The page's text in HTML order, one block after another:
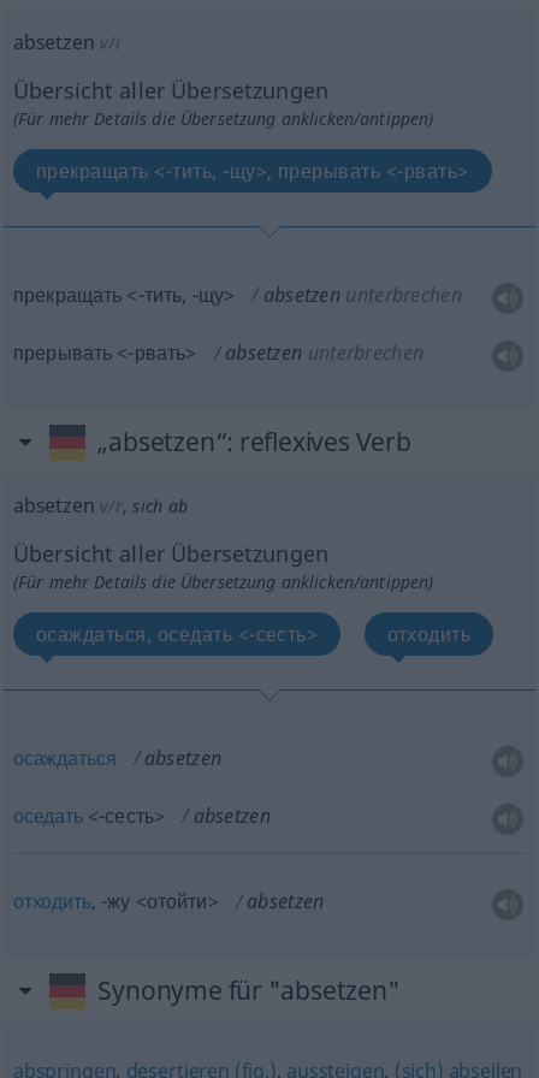
absetzen v/i
Übersicht aller Übersetzungen
(Für mehr Details die Übersetzung anklicken/antippen)
прекращать <-тить, -щу>, прерывать <-рвать>
прекращать <-тить, -щу> absetzen unterbrechen
прерывать <-рвать> absetzen unterbrechen
„absetzen“: reflexives Verb
absetzen v/r,sich ab
Übersicht aller Übersetzungen
(Für mehr Details die Übersetzung anklicken/antippen)
осаждаться, оседать <-сесть> отходить
осаждаться absetzen
оседать<-сесть> absetzen
отходить, -жу <отойти> absetzen
Synonyme für "absetzen"
abspringen, desertieren (fig.), aussteigen, (sich) abseilen